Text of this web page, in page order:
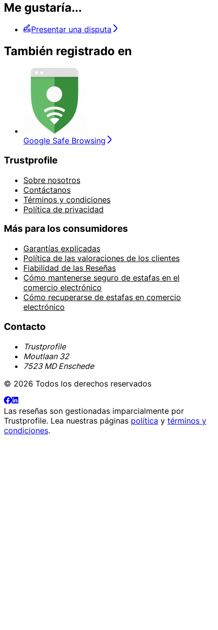
Me gustaría...
Presentar una disputa
También registrado en
Google Safe Browsing
Trustprofile
Sobre nosotros
Contáctanos
Términos y condiciones
Política de privacidad
Más para los consumidores
Garantías explicadas
Política de las valoraciones de los clientes
Fiabilidad de las Reseñas
Cómo mantenerse seguro de estafas en el
comercio electrónico
Cómo recuperarse de estafas en comercio
electrónico
Contacto
Trustprofile
Moutlaan 32
7523 MD Enschede
© 2026 Todos los derechos reservados
Las reseñas son gestionadas imparcialmente por
Trustprofile. Lea nuestras páginas política y términos y
condiciones.